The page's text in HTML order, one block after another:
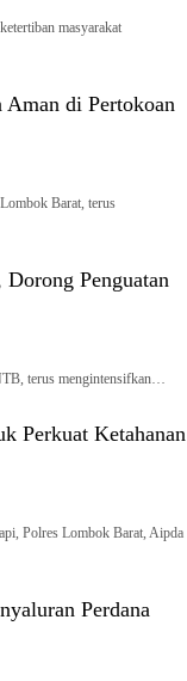
masyarakat
Aman di Pertokoan
Barat, terus
Penguatan
terus mengintensifkan…
Perkuat Ketahanan
Polres Lombok Barat, Aipda
Perdana